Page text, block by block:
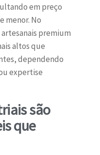
em preço
menor. No
premium
altos que
dependendo
expertise
são
que